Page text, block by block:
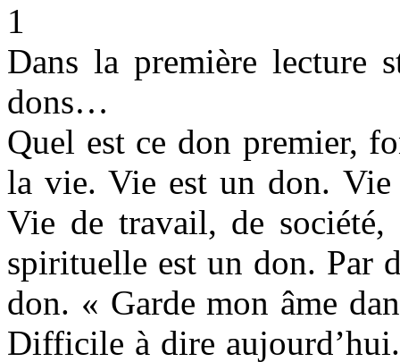
1
Dans la première lecture
dons…
Quel est ce don premier,
la vie. Vie est un don.
Vie de travail, de
spirituelle est un don. Par
don. « Garde mon âme
Difficile à dire